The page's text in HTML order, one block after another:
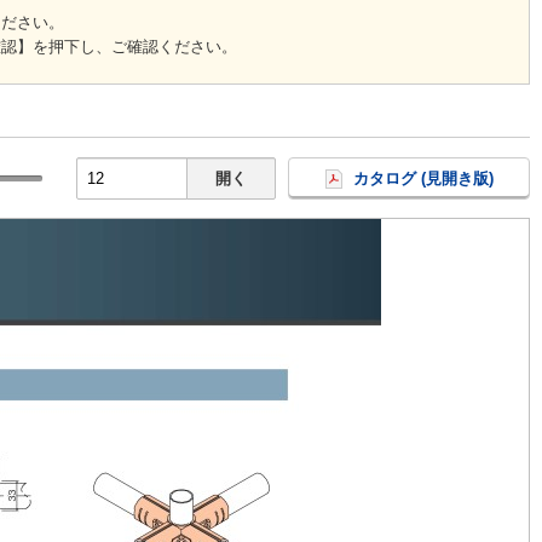
さい。
】を押下し、ご確認ください。
開く カタログ (見開き版)